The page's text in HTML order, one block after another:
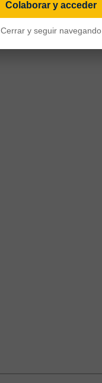
Colaborar y acceder
Cerrar y seguir navegando